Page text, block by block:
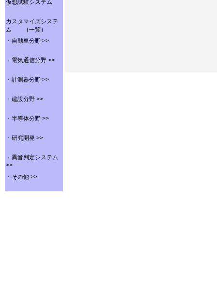
仮想試験システム
カスタマイズシステ
ム （一覧）
・自動車分野 >>
・電気通信分野 >>
・計測器分野 >>
・建設分野 >>
・半導体分野 >>
・研究開発 >>
・異音判定システム
>>
・その他 >>